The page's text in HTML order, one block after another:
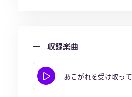
収録楽曲
あこがれを受け取って